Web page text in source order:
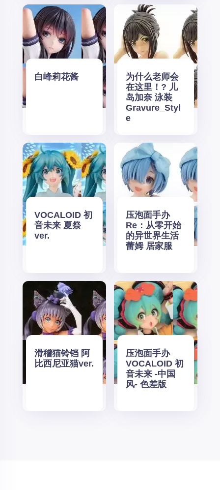
白峰莉花酱
为什么老师会
在这里！? 儿
岛加奈 泳装
Gravure_Styl
e
VOCALOID 初
音未来 夏祭
ver.
压泡面手办
Re：从零开始
的异世界生活
蕾姆 居家服
滑稽猫铃铛 阿
比西尼亚猫ver.
压泡面手办
VOCALOID 初
音未来 -中国
风- 色差版